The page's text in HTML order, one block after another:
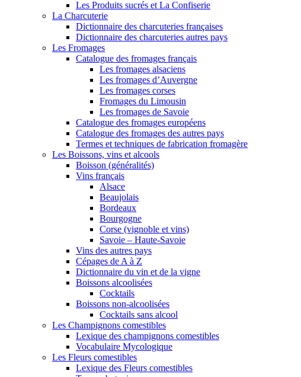
Les Produits sucrés et La Confiserie
La Charcuterie
Dictionnaire des charcuteries françaises
Dictionnaire des charcuteries autres pays
Les Fromages
Catalogue des fromages français
Les fromages alsaciens
Les fromages d’Auvergne
Les fromages corses
Fromages du Limousin
Les fromages de Savoie
Catalogue des fromages européens
Catalogue des fromages des autres pays
Termes et techniques de fabrication fromagère
Les Boissons, vins et alcools
Boisson (généralités)
Vins français
Alsace
Beaujolais
Bordeaux
Bourgogne
Corse (vignoble et vins)
Savoie – Haute-Savoie
Vins des autres pays
Cépages de A à Z
Dictionnaire du vin et de la vigne
Boissons alcoolisées
Cocktails
Boissons non-alcoolisées
Cocktails sans alcool
Les Champignons comestibles
Lexique des champignons comestibles
Vocabulaire Mycologique
Les Fleurs comestibles
Lexique des Fleurs comestibles